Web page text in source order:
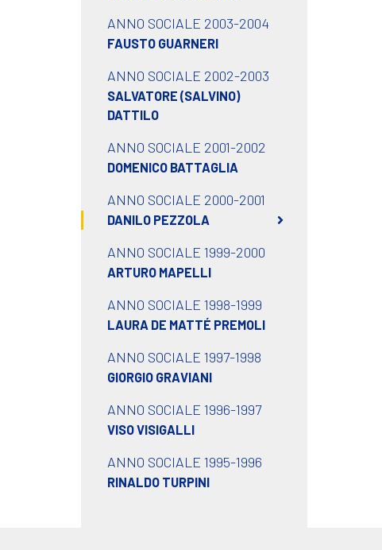
ANNO SOCIALE 2003-2004
FAUSTO GUARNERI
ANNO SOCIALE 2002-2003
SALVATORE (SALVINO)
DATTILO
ANNO SOCIALE 2001-2002
DOMENICO BATTAGLIA
ANNO SOCIALE 2000-2001
DANILO PEZZOLA
ANNO SOCIALE 1999-2000
ARTURO MAPELLI
ANNO SOCIALE 1998-1999
LAURA DE MATTÉ PREMOLI
ANNO SOCIALE 1997-1998
GIORGIO GRAVIANI
ANNO SOCIALE 1996-1997
VISO VISIGALLI
ANNO SOCIALE 1995-1996
RINALDO TURPINI